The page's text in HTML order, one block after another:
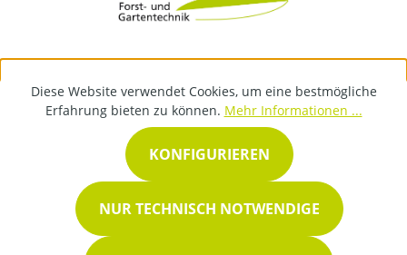
Diese Website verwendet Cookies, um eine bestmögliche
Erfahrung bieten zu können. Mehr Informationen ...
NUR TECHNISCH NOTWENDIGE
KONFIGURIEREN